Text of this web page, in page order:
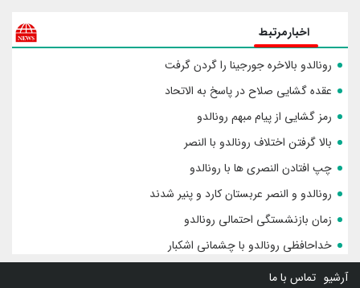
اخبارمرتبط
رونالدو بالاخره جورجینا را گردن گرفت
عقده گشایی صلاح در پاسخ به الاتحاد
رمز گشایی از پیام مبهم رونالدو
بالا گرفتن اختلاف رونالدو با النصر
چپ افتادن النصری ها با رونالدو
رونالدو و النصر عربستان کارد و پنیر شدند
زمان بازنشستگی احتمالی رونالدو
خداحافظی رونالدو با چشمانی اشکبار
آرشیو تماس با ما